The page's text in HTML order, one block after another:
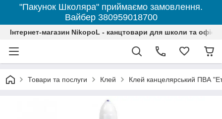
"Пакунок Школяра" приймаємо замовлення.
Вайбер 380959018700
Інтернет-магазин NikopoL - канцтовари для школи та офісу
Товари та послуги Клей Клей канцелярський ПВА